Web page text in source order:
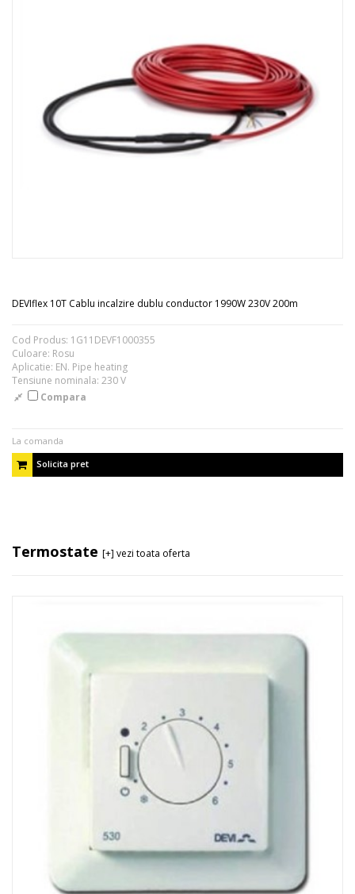
DEVIflex 10T Cablu incalzire dublu conductor 1990W 230V 200m
Cod Produs: 1G11DEVF1000355
Culoare: Rosu
Aplicatie: EN. Pipe heating
Tensiune nominala: 230 V
Compara
La comanda
Solicita pret
Termostate [+] vezi toata oferta